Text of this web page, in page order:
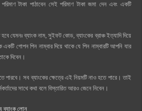
টাকা পাঠাবেন সেই পরিমাণ টাকা জমা দেন এবং একটি
যেমনঃ ব্যাংক নাম, সুইফট কোড, ব্যাংকের ব্রাঞ্চ ইত্যাদি দিয়ে
গোপন পিন নাম্বার দিয়ে থাকে যে পিন নাম্বারটি আপনি যার
দিবেন।
পারবে। সব ব্যাংকের ক্ষেত্রে এই নিয়মটি নাও হতে পারে। তাই
সাথে কথা বলে বিস্তারিত আরও জেনে নিবেন।
ব্যাংক লোন